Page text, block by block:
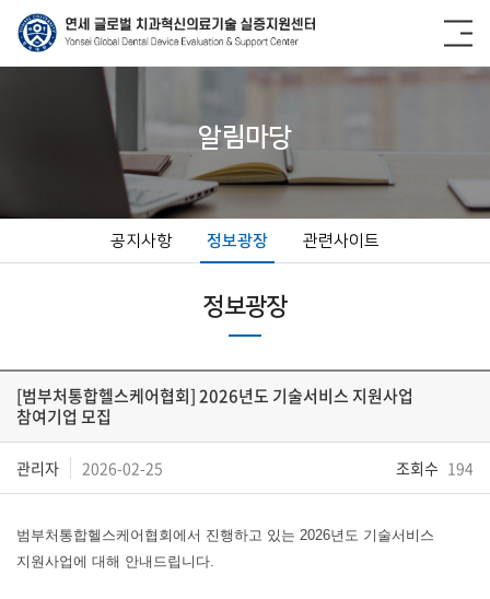
알림마당
공지사항 정보광장 관련사이트
정보광장
[범부처통합헬스케어협회] 2026년도 기술서비스 지원사업
참여기업 모집
관리자 2026-02-25 조회수 194
범부처통합헬스케어협회에서 진행하고 있는 2026년도 기술서비스
지원사업에 대해 안내드립니다.